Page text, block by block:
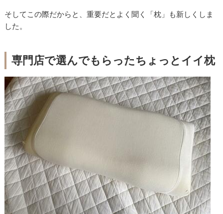
そしてこの際だからと、重要だとよく聞く「枕」も新しくしま
した。
専門店で選んでもらったちょっとイイ枕